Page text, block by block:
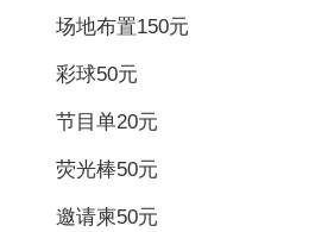
场地布置150元
彩球50元
节目单20元
荧光棒50元
邀请柬50元